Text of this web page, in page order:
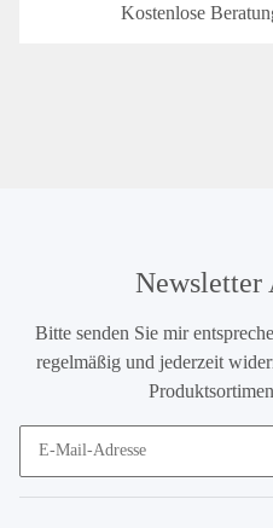
Kostenlose
Newsletter
Bitte senden Sie mir
regelmäßig und jederzeit